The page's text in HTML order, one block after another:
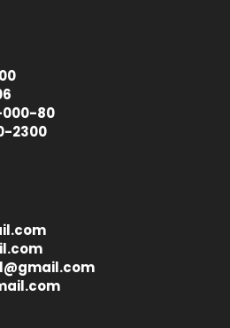
000-80
2300